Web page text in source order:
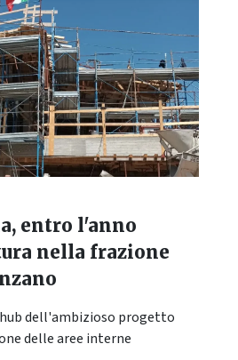
entro l'anno
nella frazione
dell'ambizioso progetto
delle aree interne